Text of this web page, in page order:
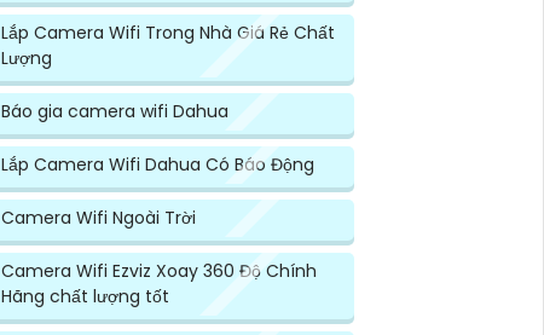
Lắp Camera Wifi Trong Nhà Giá Rẻ Chất
Lượng
Báo gia camera wifi Dahua
Lắp Camera Wifi Dahua Có Báo Động
Camera Wifi Ngoài Trời
Camera Wifi Ezviz Xoay 360 Độ Chính
Hãng chất lượng tốt